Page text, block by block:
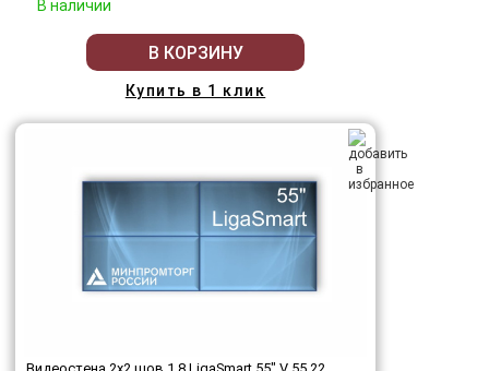
В наличии
В КОРЗИНУ
Купить в 1 клик